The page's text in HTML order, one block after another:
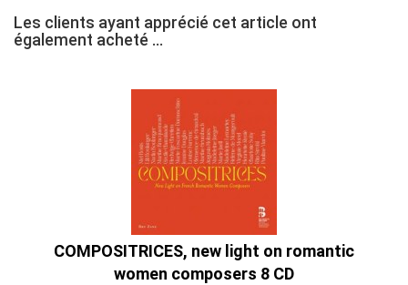
Les clients ayant apprécié cet article ont
également acheté ...
COMPOSITRICES, new light on romantic
women composers 8 CD